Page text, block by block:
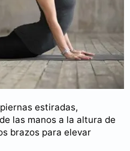
estiradas,
las manos a la altura de
brazos para elevar